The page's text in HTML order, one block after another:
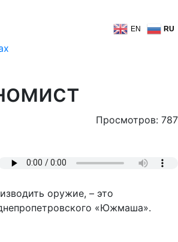
EN RU
Просмотров: 787
оружие, – это
«Южмаша».